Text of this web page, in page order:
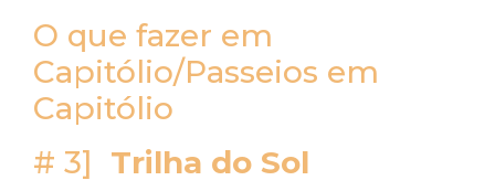
O que fazer em
Capitólio/Passeios em
Capitólio
# 3] Trilha do Sol